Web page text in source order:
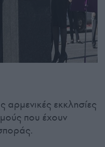
αρμενικές εκκλησίες
που έχουν